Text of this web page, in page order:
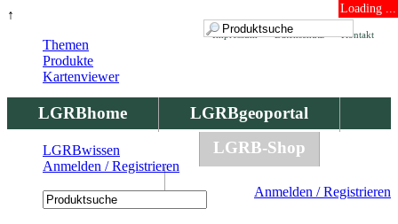
↑ Loading ...
Kontakt
Datenschutz
Impressum
LGRBhome
LGRBgeoportal
LGRBbohrungen
LGRB-Shop
Anmelden / Registrieren
Themen
Produkte
Kartenviewer
LGRBwissen
Anmelden / Registrieren